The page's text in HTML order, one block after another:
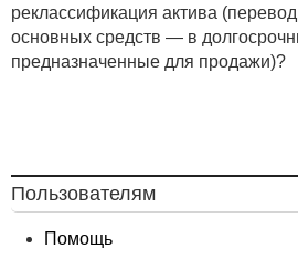
реклассификация актива
основных средств — в
предназначенные для продажи)?
Пользователям
Помощь